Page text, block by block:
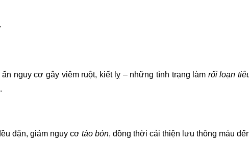
nguy cơ gây viêm ruột, kiết lỵ – những tình trạng làm rối loạn
đặn, giảm nguy cơ táo bón, đồng thời cải thiện lưu thông máu